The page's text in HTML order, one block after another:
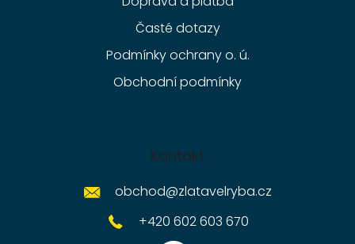
Časté dotazy
Podmínky ochrany o. ú.
Obchodní podmínky
Kontakt
obchod@zlatavelryba.cz
+420 602 603 670